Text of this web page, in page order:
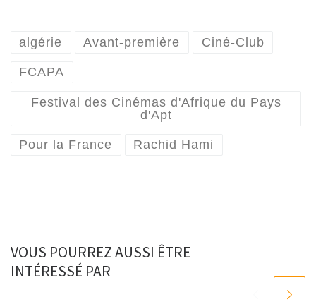
algérie Avant-première Ciné-Club
FCAPA
Festival des Cinémas d'Afrique du Pays
d'Apt
Pour la France Rachid Hami
VOUS POURREZ AUSSI ÊTRE
INTÉRESSÉ PAR